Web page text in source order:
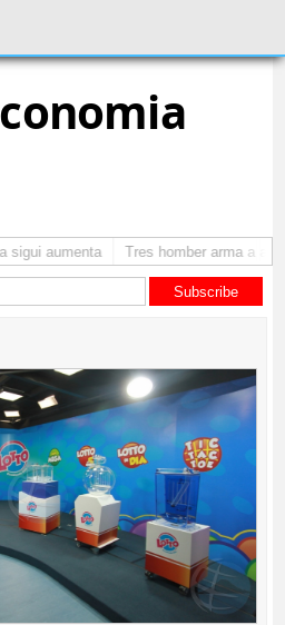
aumenta Tres homber arma a
Subscribe